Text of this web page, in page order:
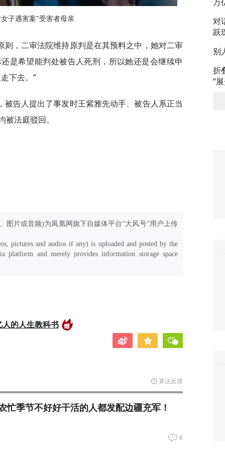
女子遇害案”受害者母亲
，二审法院维持原判是在其预料之中，她对二审
是希望能判处被告人死刑，所以她还是会继续申
下去。”
告人提出了事发时王紫雅先动手、被告人系正当
法庭驳回。
图片或音频)为凤凰网旗下自媒体平台“大风号”用户上传
pictures and audios if any) is uploaded and posted by the
platform and merely provides information storage space
的人生教科书
算法反馈
忙季节不好好干活的人都发配边疆充军！
6
对
跃
别
折
“